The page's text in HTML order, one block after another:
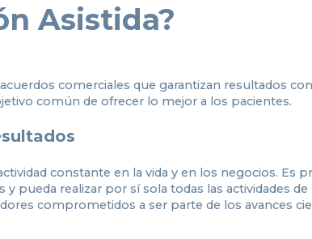
Asistida?
comerciales que garantizan resultados
común de ofrecer lo mejor a los pacientes.
constante en la vida y en los negocios. Es
pueda realizar por sí sola todas las actividades
comprometidos a ser parte de los avances